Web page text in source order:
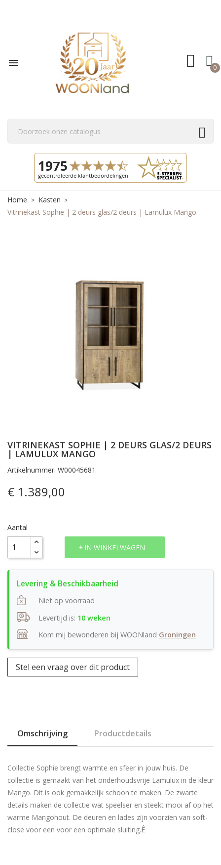
 0
Home
Kasten
Vitrinekast Sophie | 2 deurs glas/2 deurs | Lamulux Mango
VITRINEKAST SOPHIE | 2 DEURS GLAS/2 DEURS
| LAMULUX MANGO
Artikelnummer: W00045681
€ 1.389,00
Aantal
IN WINKELWAGEN
Niet op voorraad
Levertijd is: 10 weken
Kom mij bewonderen bij WOONland Groningen
Stel een vraag over dit product
Omschrijving Productdetails
Collectie Sophie brengt warmte en sfeer in jouw huis. De
collectie is gemaakt van het onderhoudsvrije Lamulux in de kleur
Mango. Dit is ook gemakkelijk schoon te maken. De zwarte
details maken de collectie wat speelser en steekt mooi af op het
warme Mangohout. De deuren en lades zijn voorzien van soft-
close voor een voor een optimale sluiting.Ê